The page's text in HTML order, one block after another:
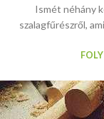
Ismét néhány
szalagfűrészről,